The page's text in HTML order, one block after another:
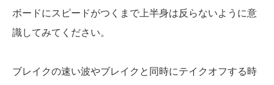
ボードにスピードがつくまで上半身は反らないように意
識してみてください。
ブレイクの速い波やブレイクと同時にテイクオフする時